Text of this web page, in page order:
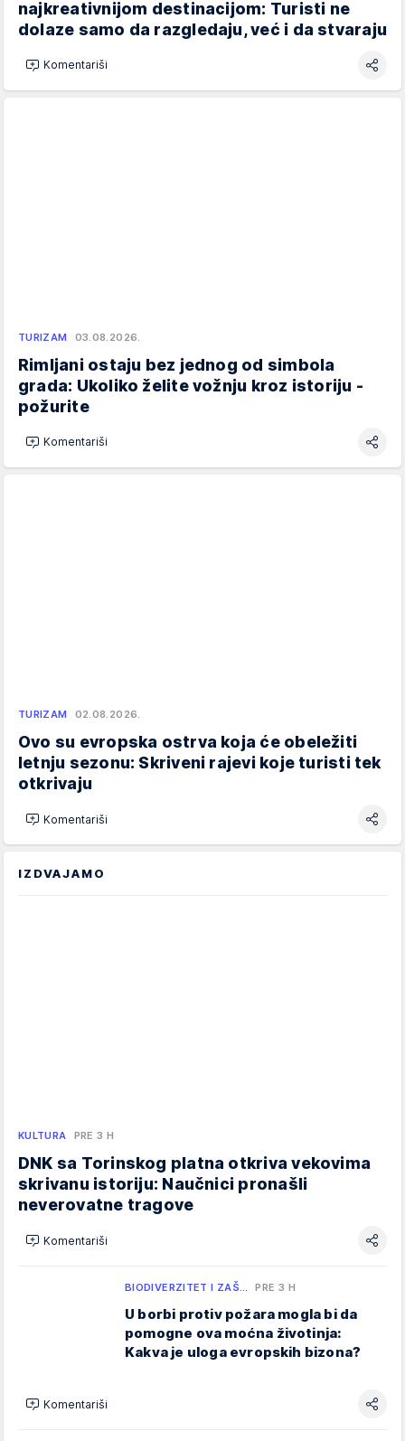
najkreativnijom destinacijom: Turisti ne
dolaze samo da razgledaju, već i da stvaraju
Komentariši
TURIZAM 03.08.2026.
Rimljani ostaju bez jednog od simbola
grada: Ukoliko želite vožnju kroz istoriju -
požurite
Komentariši
TURIZAM 02.08.2026.
Ovo su evropska ostrva koja će obeležiti
letnju sezonu: Skriveni rajevi koje turisti tek
otkrivaju
Komentariši
IZDVAJAMO
KULTURA PRE 3 H
DNK sa Torinskog platna otkriva vekovima
skrivanu istoriju: Naučnici pronašli
neverovatne tragove
Komentariši
BIODIVERZITET I ZAŠ… PRE 3 H
U borbi protiv požara mogla bi da
pomogne ova moćna životinja:
Kakva je uloga evropskih bizona?
Komentariši